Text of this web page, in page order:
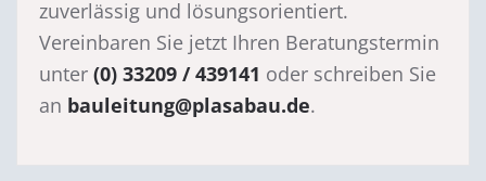
zuverlässig und lösungsorientiert.
Vereinbaren Sie jetzt Ihren Beratungstermin
unter (0) 33209 / 439141 oder schreiben Sie
an bauleitung@plasabau.de.